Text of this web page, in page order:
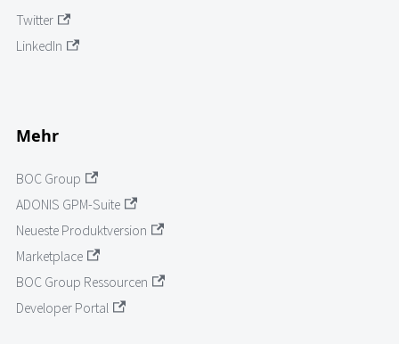
Twitter
LinkedIn
Mehr
BOC Group
ADONIS GPM-Suite
Neueste Produktversion
Marketplace
BOC Group Ressourcen
Developer Portal